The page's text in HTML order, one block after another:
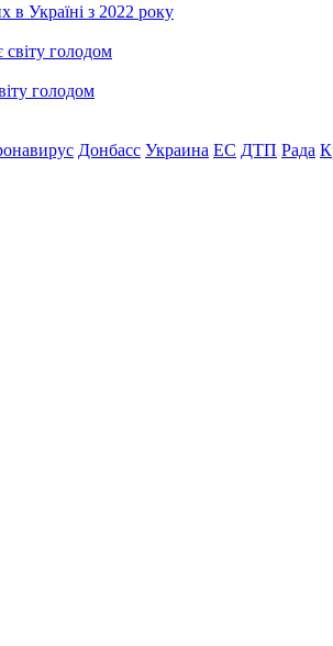
в Україні з 2022 року
голодом
Донбасс Украина ЕС ДТП Рада